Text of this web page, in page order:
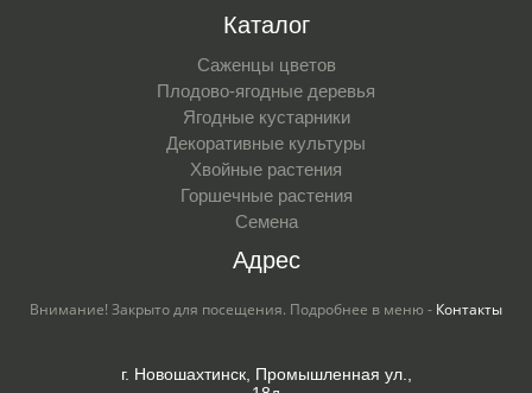
Каталог
Саженцы цветов
Плодово-ягодные деревья
Ягодные кустарники
Декоративные культуры
Хвойные растения
Горшечные растения
Семена
Адрес
Внимание! Закрыто для посещения. Подробнее в меню - Контакты
г. Новошахтинск, Промышленная ул.,